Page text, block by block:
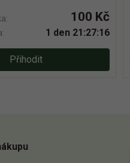
100 Kč
1 den 21:27:15
Přihodit